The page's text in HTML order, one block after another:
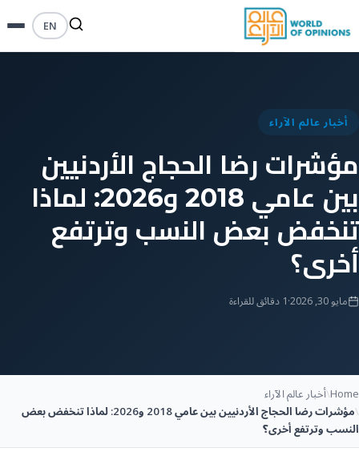
EN
أخبار عالم الآراء
مؤشرات رضا الحجاج الأردنيين
بين عامي 2018 و2026: لماذا
تنخفض بعض النسب وترتفع
أخرى؟
مايو 30, 2026 ·1 دقائق للقراءة
Home
\أخبار عالم الآراء
\
مؤشرات رضا الحجاج الأردنيين بين عامي 2018 و2026: لماذا تنخفض بعض
النسب وترتفع أخرى؟